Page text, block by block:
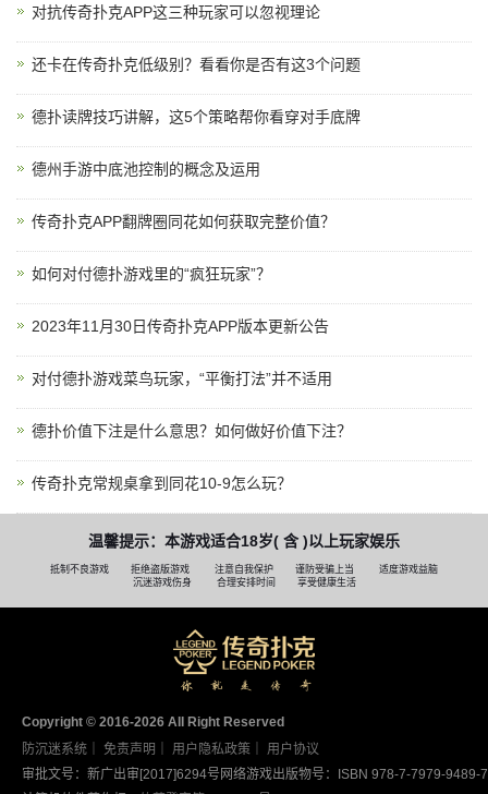
对抗传奇扑克APP这三种玩家可以忽视理论
还卡在传奇扑克低级别？看看你是否有这3个问题
德扑读牌技巧讲解，这5个策略帮你看穿对手底牌
德州手游中底池控制的概念及运用
传奇扑克APP翻牌圈同花如何获取完整价值？
如何对付德扑游戏里的“疯狂玩家”？
2023年11月30日传奇扑克APP版本更新公告
对付德扑游戏菜鸟玩家，“平衡打法”并不适用
德扑价值下注是什么意思？如何做好价值下注？
传奇扑克常规桌拿到同花10-9怎么玩？
温馨提示：本游戏适合18岁( 含 )以上玩家娱乐
抵制不良游戏 拒绝盗版游戏 注意自我保护 谨防受骗上当
适度游戏益脑
沉迷游戏伤身
合理安排时间 享受健康生活
Copyright © 2016-2026 AII Right Reserved
防沉迷系统
免责声明 用户隐私政策
用户协议
审批文号：新广出审[2017]6294号 网络游戏出版物号：ISBN 978-7-7979-9489-7